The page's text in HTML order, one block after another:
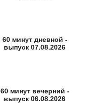
60 минут дневной -
выпуск 07.08.2026
60 минут вечерний -
выпуск 06.08.2026